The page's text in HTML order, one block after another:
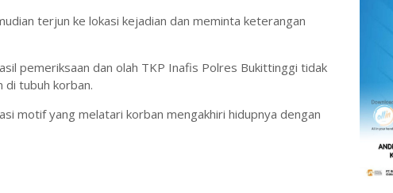
terjun ke lokasi kejadian dan meminta keterangan
pemeriksaan dan olah TKP Inafis Polres Bukittinggi tidak
di tubuh korban.
motif yang melatari korban mengakhiri hidupnya dengan